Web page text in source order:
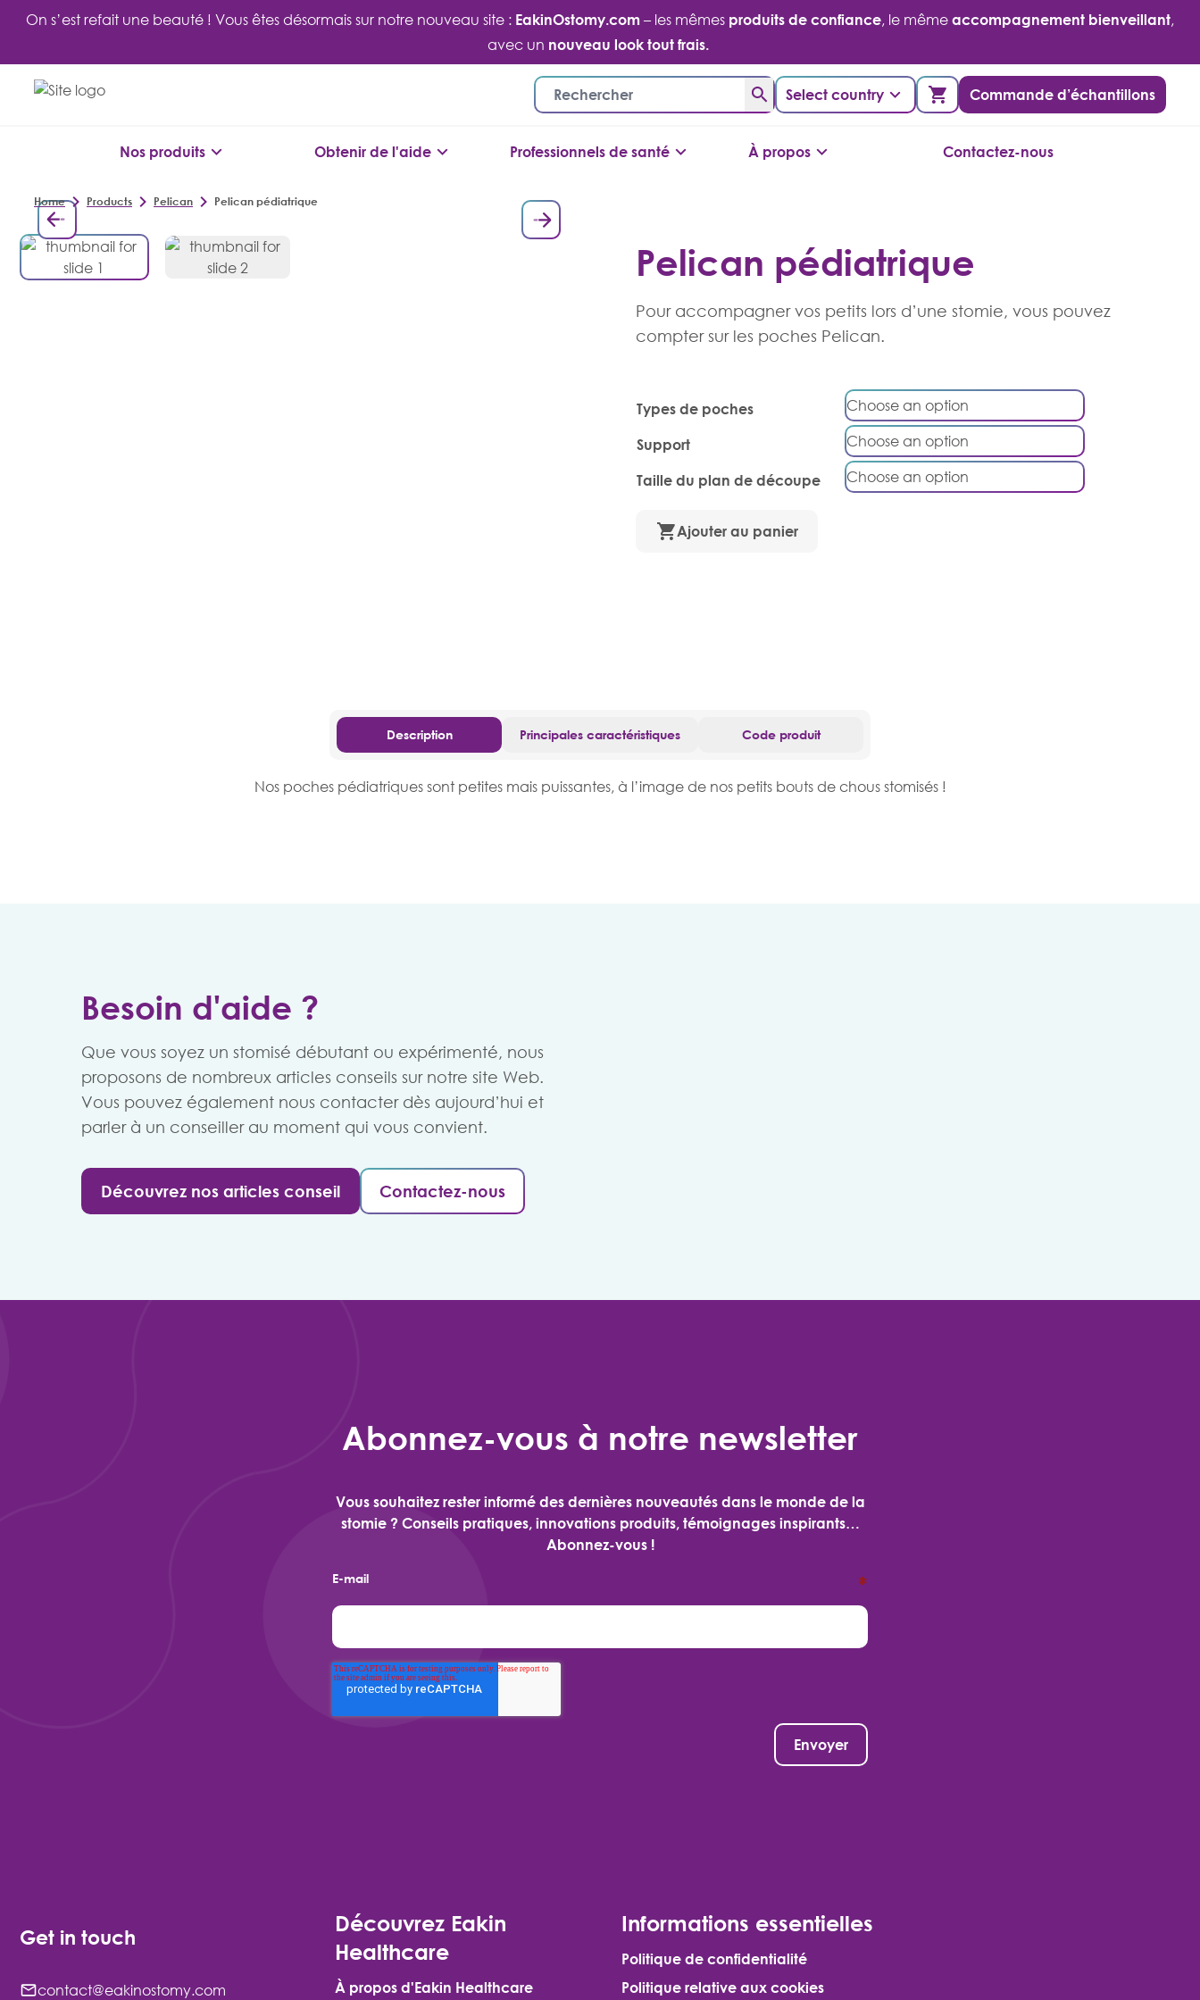
On s’est refait une beauté ! Vous êtes désormais sur notre nouveau site : EakinOstomy.com – les mêmes produits de confiance, le même accompagnement bienveillant,
avec un nouveau look tout frais.
Select country Commande d’échantillons
Nos produits Obtenir de l'aide Professionnels de santé À propos Contactez-nous
Home Products Pelican Pelican pédiatrique
Pelican pédiatrique
Pour accompagner vos petits lors d’une stomie, vous pouvez
compter sur les poches Pelican.
Types de poches
Support
Taille du plan de découpe
Ajouter au panier
Description Principales caractéristiques Code produit
Nos poches pédiatriques sont petites mais puissantes, à l’image de nos petits bouts de chous stomisés !
Besoin d'aide ?
Que vous soyez un stomisé débutant ou expérimenté, nous
proposons de nombreux articles conseils sur notre site Web.
Vous pouvez également nous contacter dès aujourd’hui et
parler à un conseiller au moment qui vous convient.
Découvrez nos articles conseil Contactez-nous
Abonnez-vous à notre newsletter
Vous souhaitez rester informé des dernières nouveautés dans le monde de la
stomie ? Conseils pratiques, innovations produits, témoignages inspirants…
Abonnez-vous !
E-mail *
Get in touch
contact@eakinostomy.com
Découvrez Eakin
Healthcare
À propos d'Eakin Healthcare
Informations essentielles
Politique de confidentialité
Politique relative aux cookies